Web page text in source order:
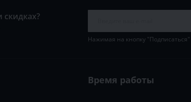
Нажимая на кнопку
Время работы